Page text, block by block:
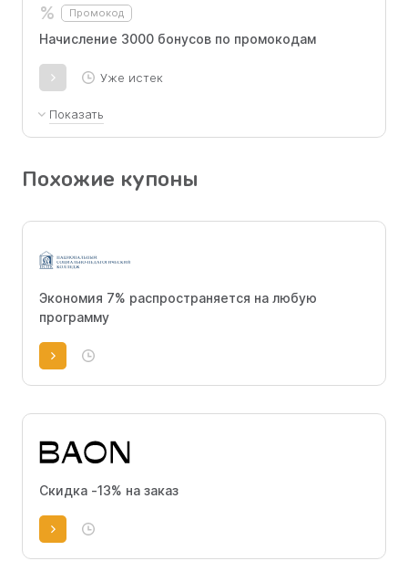
раздел Ваши бонусы в личном кабинете
после регистрации.
% Промокод
Начисление 3000 бонусов по промокодам
Уже истек
Показать
клиентов. Промокод необходимо ввести в
после регистрации.
Похожие купоны
Экономия 7% распространяется на любую
программу
Скидка -13% на заказ